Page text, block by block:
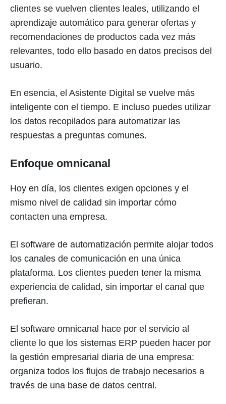
clientes se vuelven clientes leales, utilizando el
aprendizaje automático para generar ofertas y
recomendaciones de productos cada vez más
relevantes, todo ello basado en datos precisos del
usuario.
En esencia, el Asistente Digital se vuelve más
inteligente con el tiempo. E incluso puedes utilizar
los datos recopilados para automatizar las
respuestas a preguntas comunes.
Enfoque omnicanal
Hoy en día, los clientes exigen opciones y el
mismo nivel de calidad sin importar cómo
contacten una empresa.
El software de automatización permite alojar todos
los canales de comunicación en una única
plataforma. Los clientes pueden tener la misma
experiencia de calidad, sin importar el canal que
prefieran.
El software omnicanal hace por el servicio al
cliente lo que los sistemas ERP pueden hacer por
la gestión empresarial diaria de una empresa:
organiza todos los flujos de trabajo necesarios a
través de una base de datos central.